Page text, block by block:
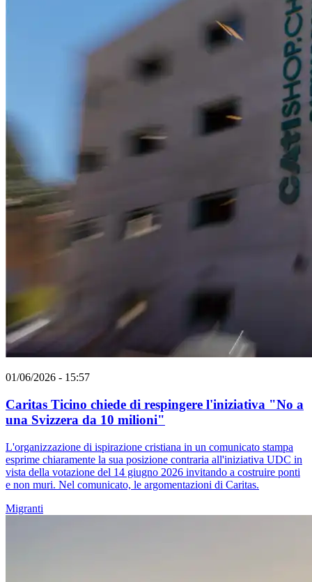
01/06/2026 - 15:57
Caritas Ticino chiede di respingere l'iniziativa "No a
una Svizzera da 10 milioni"
L'organizzazione di ispirazione cristiana in un comunicato stampa
esprime chiaramente la sua posizione contraria all'iniziativa UDC in
vista della votazione del 14 giugno 2026 invitando a costruire ponti
e non muri. Nel comunicato, le argomentazioni di Caritas.
Migranti